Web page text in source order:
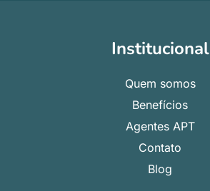
Institucional
Quem somos
Benefícios
Agentes APT
Contato
Blog